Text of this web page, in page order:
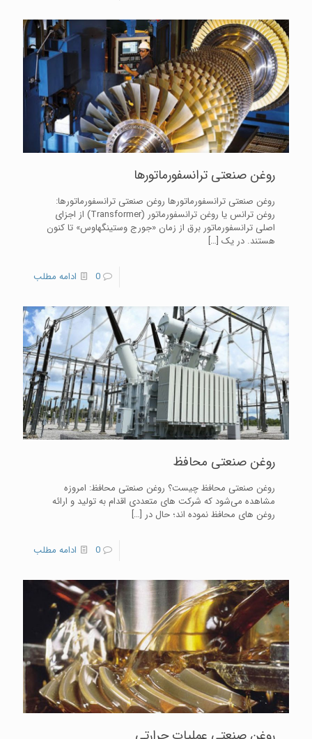
روغن صنعتی ترانسفورماتورها
روغن صنعتی ترانسفورماتورها روغن صنعتی ترانسفورماتورها:
روغن ترانس یا روغن ترانسفورماتور (Transformer) از اجزای
اصلی ترانسفورماتور برق از زمان «جورج وستینگهاوس» تا کنون
هستند. در یک […]
0 ادامه مطلب
روغن صنعتی محافظ
روغن صنعتی محافظ چیست؟ روغن صنعتی محافظ: امروزه
مشاهده می‌شود که شرکت ‌های متعددی اقدام به تولید و ارائه
روغن های محافظ نموده اند؛ حال در […]
0 ادامه مطلب